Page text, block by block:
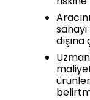
sanayi